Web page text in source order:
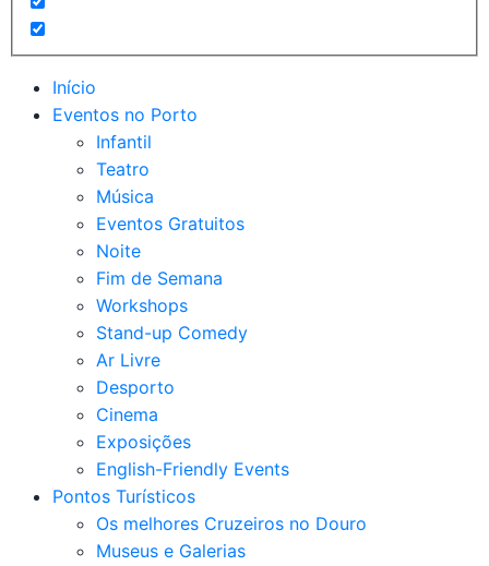
Início
Eventos no Porto
Infantil
Teatro
Música
Eventos Gratuitos
Noite
Fim de Semana
Workshops
Stand-up Comedy
Ar Livre
Desporto
Cinema
Exposições
English-Friendly Events
Pontos Turísticos
Os melhores Cruzeiros no Douro​
Museus e Galerias